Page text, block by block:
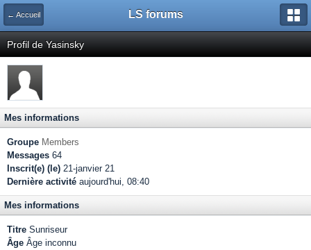
← Accueil LS forums
Profil de Yasinsky
Mes informations
Groupe Members
Messages 64
Inscrit(e) (le) 21-janvier 21
Dernière activité aujourd'hui, 08:40
Mes informations
Titre Sunriseur
Âge Âge inconnu